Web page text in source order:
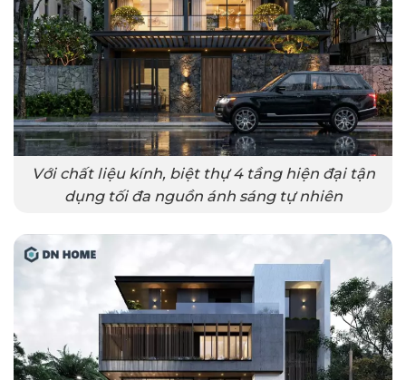
Với chất liệu kính, biệt thự 4 tầng hiện đại tận
dụng tối đa nguồn ánh sáng tự nhiên